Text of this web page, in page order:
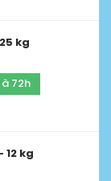
kg
72h
kg